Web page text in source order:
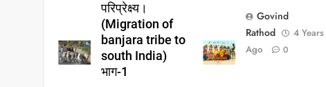
परिप्रेक्ष्य।
(Migration of
banjara tribe to
south India)
भाग-1
Govind
Rathod
4 Years
Ago
0